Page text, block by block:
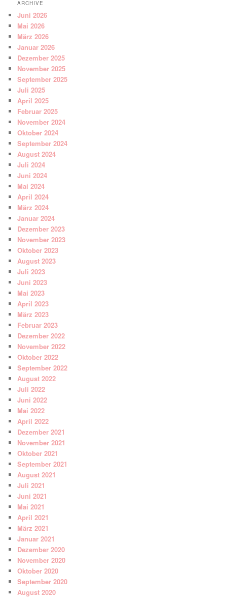
ARCHIVE
Juni 2026
Mai 2026
März 2026
Januar 2026
Dezember 2025
November 2025
September 2025
Juli 2025
April 2025
Februar 2025
November 2024
Oktober 2024
September 2024
August 2024
Juli 2024
Juni 2024
Mai 2024
April 2024
März 2024
Januar 2024
Dezember 2023
November 2023
Oktober 2023
August 2023
Juli 2023
Juni 2023
Mai 2023
April 2023
März 2023
Februar 2023
Dezember 2022
November 2022
Oktober 2022
September 2022
August 2022
Juli 2022
Juni 2022
Mai 2022
April 2022
Dezember 2021
November 2021
Oktober 2021
September 2021
August 2021
Juli 2021
Juni 2021
Mai 2021
April 2021
März 2021
Januar 2021
Dezember 2020
November 2020
Oktober 2020
September 2020
August 2020